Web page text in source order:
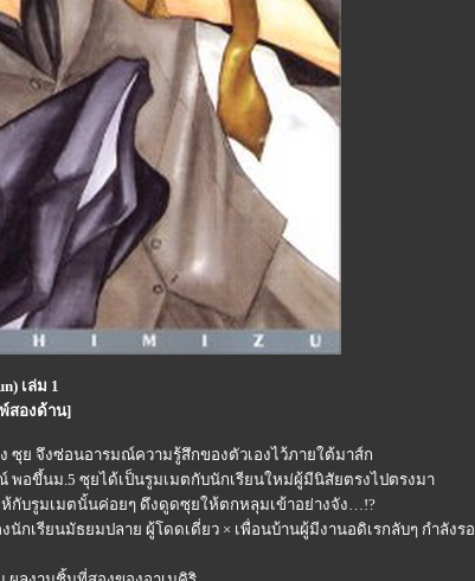
เล่ม 1
สองด้าน]
ซุย จึงซ่อนอารมณ์ความรู้สึกของตัวเองไว้ภายใต้มาส์ก
อขึ้นม.5 ซุยได้เป็นรูมเมตกับนักเรียนใหม่ผู้มีนิสัยตรงไปตรงมา
ห้กับรูมเมตนั้นค่อยๆ ดึงดูดซุยให้ตกหลุมเข้าอย่างจัง…!?
กเรียนมัธยมปลาย ผู้โดดเดี่ยว × เพื่อนบ้านผู้มีงานอดิเรกลับๆ กำลังรอ